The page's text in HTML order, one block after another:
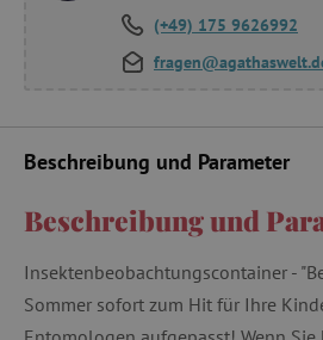
(+49) 175 9626992
Beschreibung und Parameter
Beschreibung und
Insektenbeobachtungscontainer -
Sommer sofort zum Hit für Ihre